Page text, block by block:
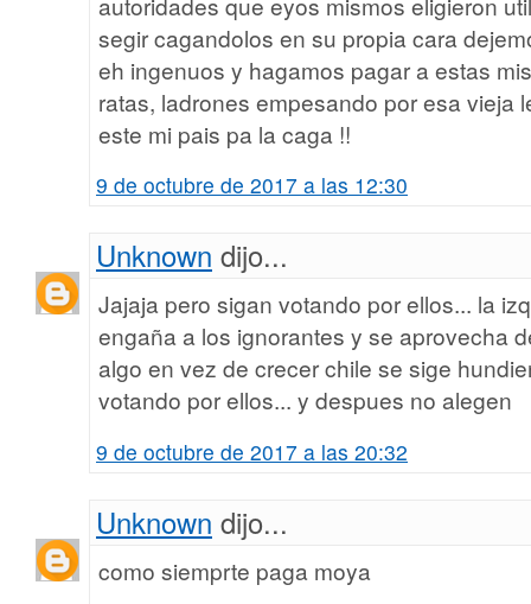
segir cagandolos en su propia cara
eh ingenuos y hagamos pagar a estas
ratas, ladrones empesando por esa vieja
este mi pais pa la caga !!
9 de octubre de 2017 a las 12:30
Unknown dijo...
Jajaja pero sigan votando por ellos... la
engaña a los ignorantes y se aprovecha
algo en vez de crecer chile se sige
votando por ellos... y despues no alegen
9 de octubre de 2017 a las 20:32
Unknown dijo...
como siemprte paga moya